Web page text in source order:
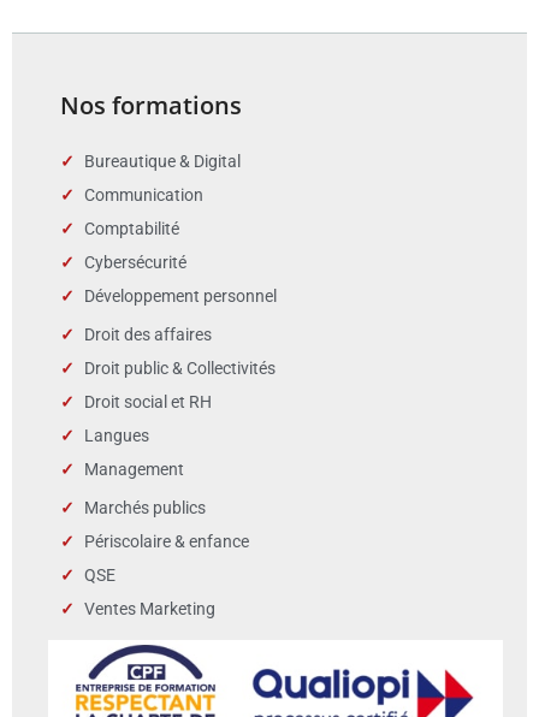
Nos formations
Bureautique & Digital
Communication
Comptabilité
Cybersécurité
Développement personnel
Droit des affaires
Droit public & Collectivités
Droit social et RH
Langues
Management
Marchés publics
Périscolaire & enfance
QSE
Ventes Marketing